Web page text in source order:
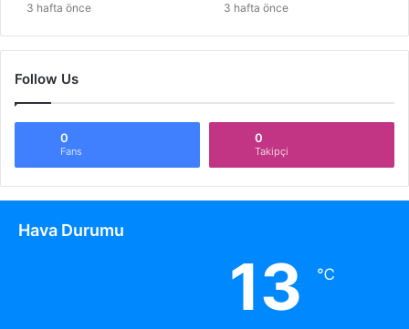
3 hafta önce 3 hafta önce
Follow Us
0
Fans
0
Takipçi
Hava Durumu
13 ℃